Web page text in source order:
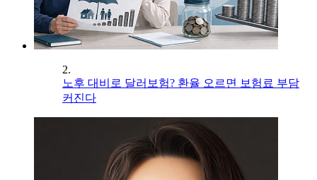
2.
노후 대비로 달러보험? 환율 오르면 보험료 부담
커진다